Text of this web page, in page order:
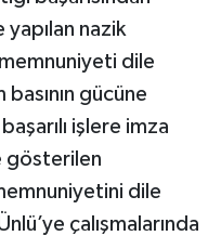
nazik
dile
gücüne
işlere imza
gösterilen
dile
çalışmalarında